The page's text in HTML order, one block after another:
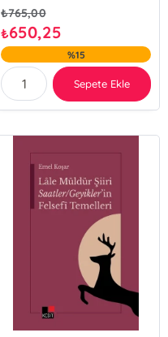
₺765,00
₺650,25
%15
Sepete Ekle